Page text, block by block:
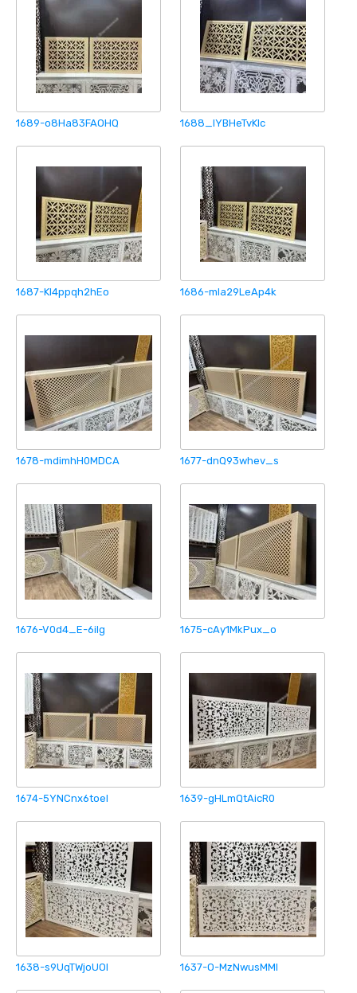
1689-o8Ha83FAOHQ 1688_lYBHeTvKIc
1687-Kl4ppqh2hEo 1686-mla29LeAp4k
1678-mdimhH0MDCA 1677-dnQ93whev_s
1676-V0d4_E-6ilg 1675-cAy1MkPux_o
1674-5YNCnx6toeI 1639-gHLmQtAicR0
1638-s9UqTWjoUOI 1637-O-MzNwusMMI